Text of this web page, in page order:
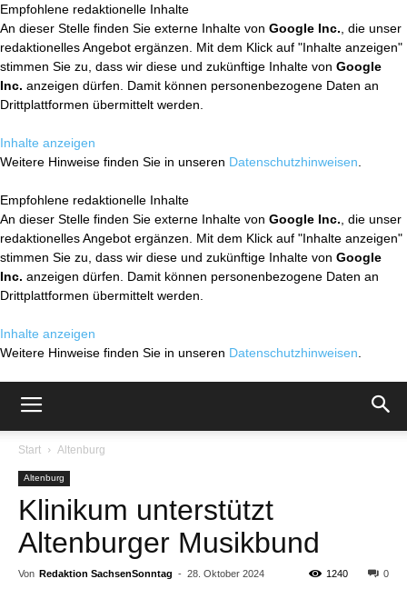
Empfohlene redaktionelle Inhalte
An dieser Stelle finden Sie externe Inhalte von Google Inc. , die unser
redaktionelles Angebot ergänzen. Mit dem Klick auf "Inhalte anzeigen"
stimmen Sie zu, dass wir diese und zukünftige Inhalte von Google
Inc. anzeigen dürfen. Damit können personenbezogene Daten an
Drittplattformen übermittelt werden.
Inhalte anzeigen
Weitere Hinweise finden Sie in unseren Datenschutzhinweisen
Empfohlene redaktionelle Inhalte
An dieser Stelle finden Sie externe Inhalte von Google Inc. , die unser
redaktionelles Angebot ergänzen. Mit dem Klick auf "Inhalte anzeigen"
stimmen Sie zu, dass wir diese und zukünftige Inhalte von Google
Inc. anzeigen dürfen. Damit können personenbezogene Daten an
Drittplattformen übermittelt werden.
Inhalte anzeigen
Weitere Hinweise finden Sie in unseren Datenschutzhinweisen
Start Altenburg
Altenburg
Klinikum unterstützt
Altenburger Musikbund
Von Redaktion SachsenSonntag - 28. Oktober 2024 0
1240